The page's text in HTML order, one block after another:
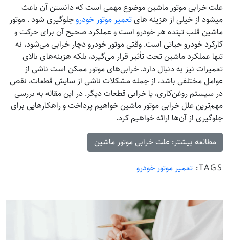
علت خرابی موتور ماشین موضوع مهمی است که دانستن آن باعث
میشود از خیلی از هزینه هایتعمیر موتور خودروجلوگیری شود . موتور
ماشین قلب تپنده هر خودرو است و عملکرد صحیح آن برای حرکت و
کارکرد خودرو حیاتی است. وقتی موتور خودرو دچار خرابی می‌شود، نه
تنها عملکرد ماشین تحت تأثیر قرار می‌گیرد، بلکه هزینه‌های بالای
تعمیرات نیز به دنبال دارد. خرابی‌های موتور ممکن است ناشی از
عوامل مختلفی باشد، از جمله مشکلات ناشی از سایش قطعات، نقص
در سیستم روغن‌کاری، یا خرابی قطعات دیگر. در این مقاله به بررسی
مهم‌ترین علل خرابی موتور ماشین خواهیم پرداخت و راهکارهایی برای
جلوگیری از آن‌ها ارائه خواهیم کرد.
مطالعه بیشتر: علت خرابی موتور ماشین
TAGS: تعمیر موتور خودرو